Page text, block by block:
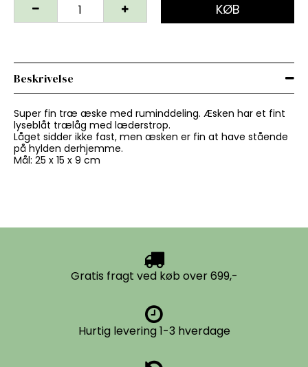
KØB
Beskrivelse
Super fin træ æske med ruminddeling. Æsken har et fint
lyseblåt trælåg med læderstrop.
Låget sidder ikke fast, men æsken er fin at have stående
på hylden derhjemme.
Mål: 25 x 15 x 9 cm
Gratis fragt ved køb over 699,-
Hurtig levering 1-3 hverdage